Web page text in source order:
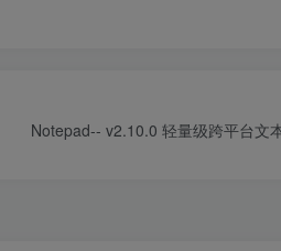
Notepad-- v2.10.0 轻量级跨平台文